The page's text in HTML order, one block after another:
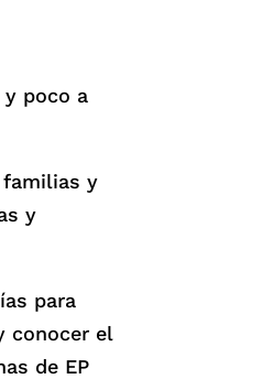
y poco a
familias y
y
para
conocer el
de EP